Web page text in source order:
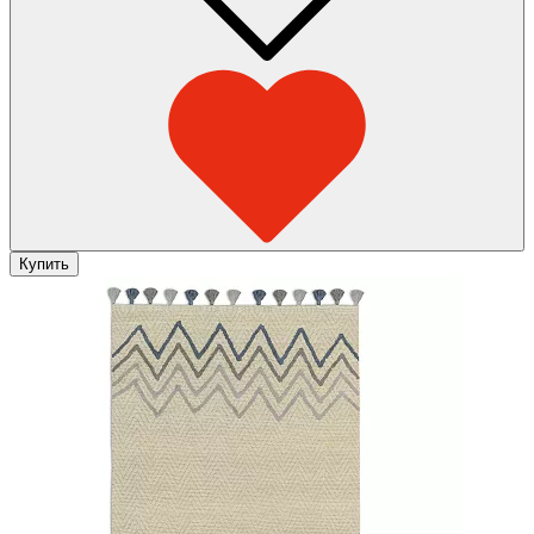
Купить